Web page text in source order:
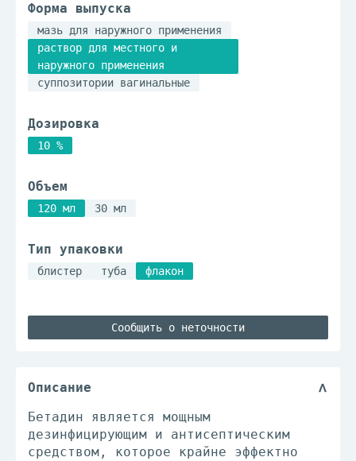
Форма выпуска
мазь для наружного применения
раствор для местного и
наружного применения
суппозитории вагинальные
Дозировка
10 %
Объем
120 мл 30 мл
Тип упаковки
блистер туба флакон
Сообщить о неточности
Описание
Бетадин является мощным
дезинфицирующим и антисептическим
средством, которое крайне эффектно